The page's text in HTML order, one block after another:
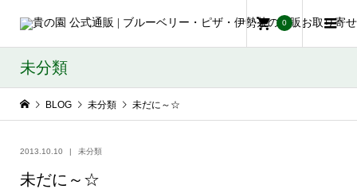
0
未分類
BLOG 未分類 未だに～☆
2013.10.10 未分類
未だに～☆